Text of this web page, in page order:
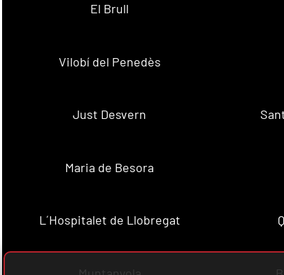
El Brull
Vilobí del Penedès
Just Desvern
Maria de Besora
L´Hospitalet de Llobregat